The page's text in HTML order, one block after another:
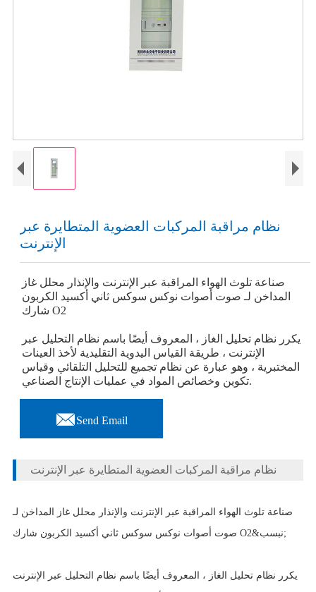
نظام مراقبة المركبات العضوية المتطايرة عبر
الإنترنت
صناعة تلوث الهواء المراقبة عبر الإنترنت والإنذار محلل غاز
المداخن لـ صوت أصوات نوكس سوكس ثاني أكسيد الكربون
شارك O2
يكرر نظام تحليل الغاز ، المعروف أيضًا باسم نظام التحليل عبر
الإنترنت ، طريقة القياس اليدوية التقليدية لأخذ العينات
المختبرية ، وهو عبارة عن نظام تجميع للتحليل التلقائي وقياس
تكوين وخصائص المواد في عمليات الإنتاج الصناعي.
Send Email
نظام مراقبة المركبات العضوية المتطايرة عبر الإنترنت
صناعة تلوث الهواء المراقبة عبر الإنترنت والإنذار محلل غاز المداخن لـ
صوت أصوات نوكس سوكس ثاني أكسيد الكربون شارك O2&نبسب;
يكرر نظام تحليل الغاز ، المعروف أيضًا باسم نظام التحليل عبر الإنترنت